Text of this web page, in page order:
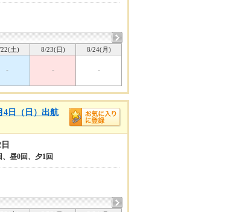
土) 8/23(日) 8/24(月)
- - -
4日（日）出航
、昼0回、夕1回